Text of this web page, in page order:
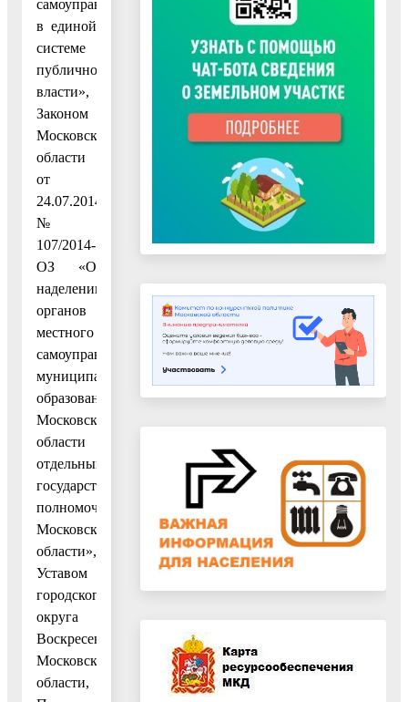
самоуправления
в единой
системе
публичной
власти»,
Законом
Московской
области
от
24.07.2014
№
107/2014-
ОЗ «О
наделении
органов
местного
самоуправления
муниципальных
образований
Московской
области
отдельными
государственныим
полномочиями
Московской
области»,
Уставом
городского
округа
Воскресенск
Московской
области,